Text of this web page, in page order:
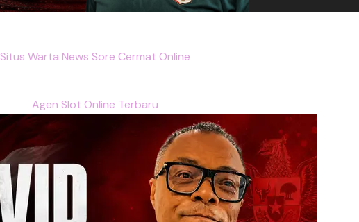
Situs Warta News Sore Cermat Online
Agen Slot Online Terbaru